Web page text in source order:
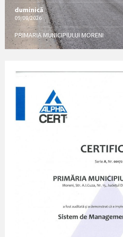
duminică
09/08/2026
PRIMARIA MUNICIPIULUI MORENI